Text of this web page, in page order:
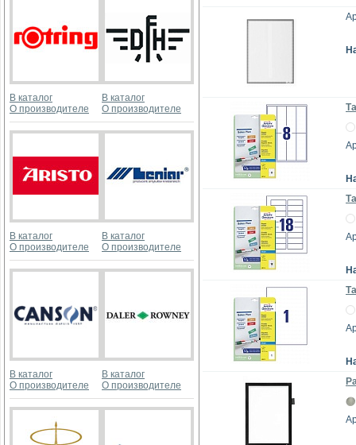
В каталог
О производителе
В каталог
О производителе
В каталог
О производителе
В каталог
О производителе
В каталог
О производителе
В каталог
О производителе